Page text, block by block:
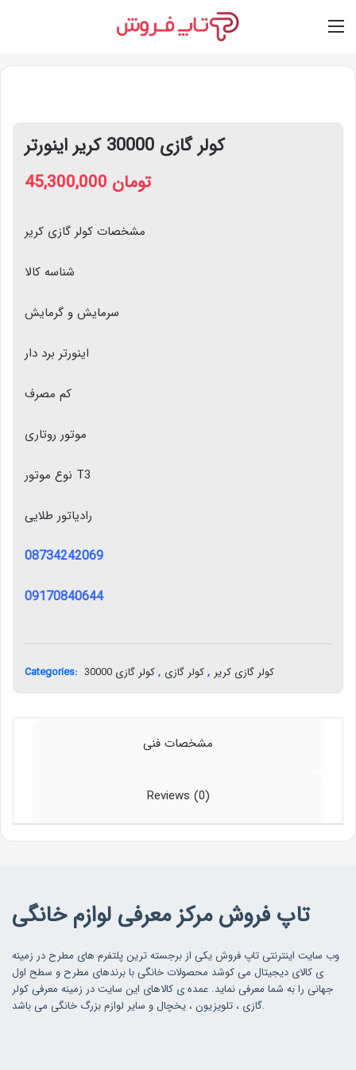
کولر گازی 30000 کریر اینورتر
تومان
مشخصات کولر گازی کریر
شناسه کالا
سرمایش و گرمایش
اینورتر برد دار
کم مصرف
موتور روتاری
نوع موتور T3
رادیاتور طلایی
08734242069
09170840644
Categories: کولر گازی کریر ,کولر گازی ,کولر گازی 30000
مشخصات فنی
Reviews (0)
تاپ فروش مرکز معرفی لوازم خانگی
وب سایت اینترنتی تاپ فروش یکی از برجسته ترین پلتفرم های مطرح در زمینه
ی کالای دیجیتال می کوشد محصولات خانگی با برندهای مطرح و سطح اول
جهانی را به شما معرفی نماید. عمده ی کالاهای این سایت در زمینه معرفی کولر
گازی ، تلویزیون ، یخچال و سایر لوازم بزرگ خانگی می باشد.